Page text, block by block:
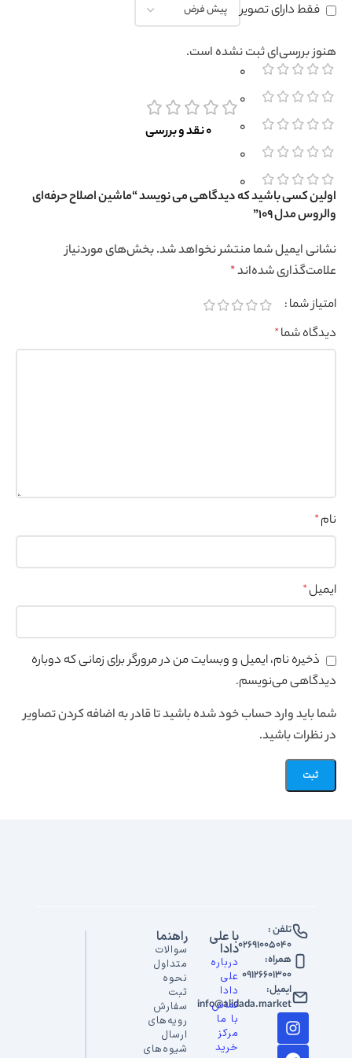
0 نقد و بررسی
0
0
0
0
0
فقط دارای تصویر
هنوز بررسی‌ای ثبت نشده است.
اولین کسی باشید که دیدگاهی می نویسد “ماشین اصلاح حرفه‌ای
والروس مدل 109”
نشانی ایمیل شما منتشر نخواهد شد.بخش‌های موردنیاز
علامت‌گذاری شده‌اند*
امتیاز شما
دیدگاه شما*
نام*
ایمیل*
ذخیره نام، ایمیل و وبسایت من در مرورگر برای زمانی که دوباره
دیدگاهی می‌نویسم.
شما باید وارد حساب خود شده باشید تا قادر به اضافه کردن تصاویر
در نظرات باشید.
تلفن :
02691005040
همراه:
09126601300
ایمیل:
info@alidada.market
با علی
دادا
درباره
علی
دادا
تماس
با ما
مرکز
خرید
راهنما
سوالات
متداول
نحوه
ثبت
سفارش
رویه‌های
ارسال
شیوه‌های